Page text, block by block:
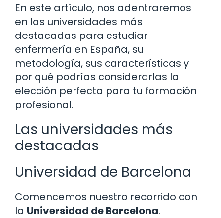
En este artículo, nos adentraremos
en las universidades más
destacadas para estudiar
enfermería en España, su
metodología, sus características y
por qué podrías considerarlas la
elección perfecta para tu formación
profesional.
Las universidades más
destacadas
Universidad de Barcelona
Comencemos nuestro recorrido con
la Universidad de Barcelona.